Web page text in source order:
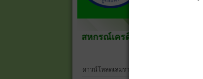
สหกรณ์เครดิตยูเนี่ยนคอหงส์ จำกัด
ดาวน์โหลดเล่มรายงานประจำปี 2568